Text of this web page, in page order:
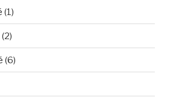
(1)
(2)
(6)